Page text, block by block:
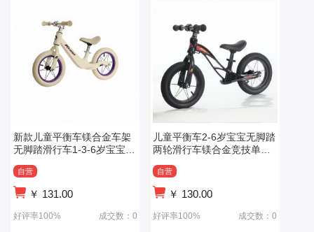
新款儿童平衡车镁合金车架
无脚踏滑行车1-3-6岁宝宝学
自营
￥ 131.00
好评率100% 成交数：0
儿童平衡车2-6岁宝宝无脚踏
两轮滑行车镁合金竞技单车
自营
￥ 130.00
好评率100% 成交数：0